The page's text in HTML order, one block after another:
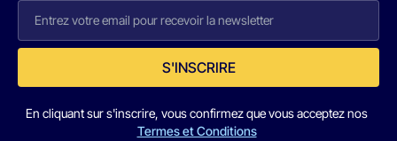
S'INSCRIRE
En cliquant sur s'inscrire, vous confirmez que vous acceptez nos
Termes et Conditions